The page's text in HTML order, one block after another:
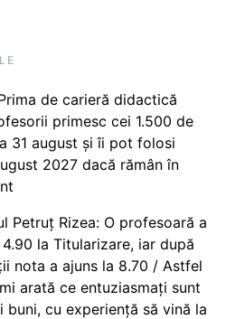
de carieră didactică
primesc cei 1.500 de
31 august și îi pot folosi
2027 dacă rămân în
Petruț Rizea: O profesoară a
la Titularizare, iar după
nota a ajuns la 8.70 / Astfel
arată ce entuziasmați sunt
buni, cu experiență să vină la